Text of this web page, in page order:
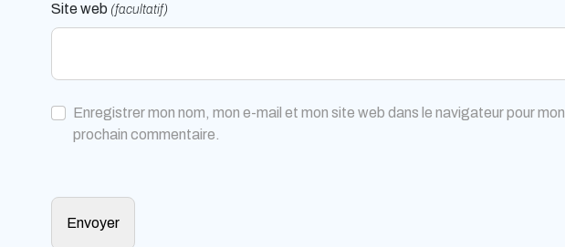
Site web (facultatif)
Enregistrer mon nom, mon e-mail et mon site web dans le navigateur pour mon
prochain commentaire.